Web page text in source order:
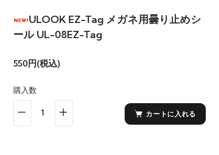
ULOOK EZ-Tag メガネ用曇り止めシ
ール UL-08EZ-Tag
550円(税込)
購入数
カートに入れる